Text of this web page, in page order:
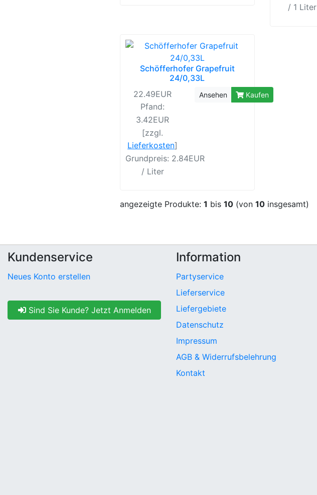
/ 1 Liter
Schöfferhofer Grapefruit
24/0,33L
22.49EUR
Pfand:
3.42EUR
[zzgl.
Lieferkosten]
Grundpreis: 2.84EUR
/ Liter
Ansehen Kaufen
angezeigte Produkte: 1 bis 10 (von 10 insgesamt)
Kundenservice
Neues Konto erstellen
Sind Sie Kunde? Jetzt Anmelden
Information
Partyservice
Lieferservice
Liefergebiete
Datenschutz
Impressum
AGB & Widerrufsbelehrung
Kontakt